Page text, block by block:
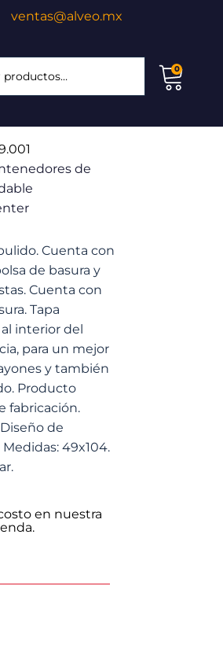
ventas@alveo.mx
hay resultados autocompletados,
0
de
Cuenta con
de basura y
Cuenta con
Tapa
interior del
para un mejor
y también
Producto
fabricación.
de
49x104.
en nuestra